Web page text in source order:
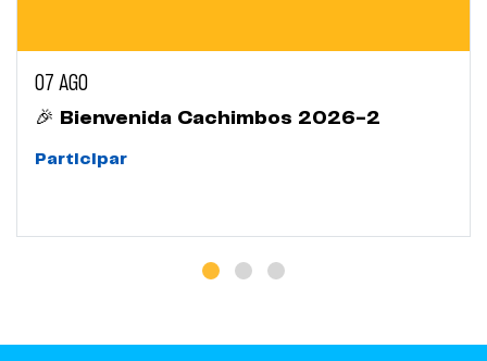
07 AGO
🎉 Bienvenida Cachimbos 2026-2
Participar